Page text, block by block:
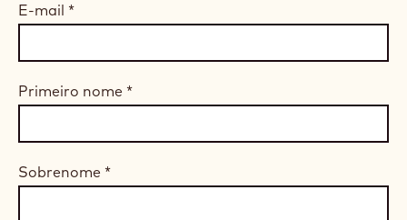
E-mail *
Primeiro nome *
Sobrenome *